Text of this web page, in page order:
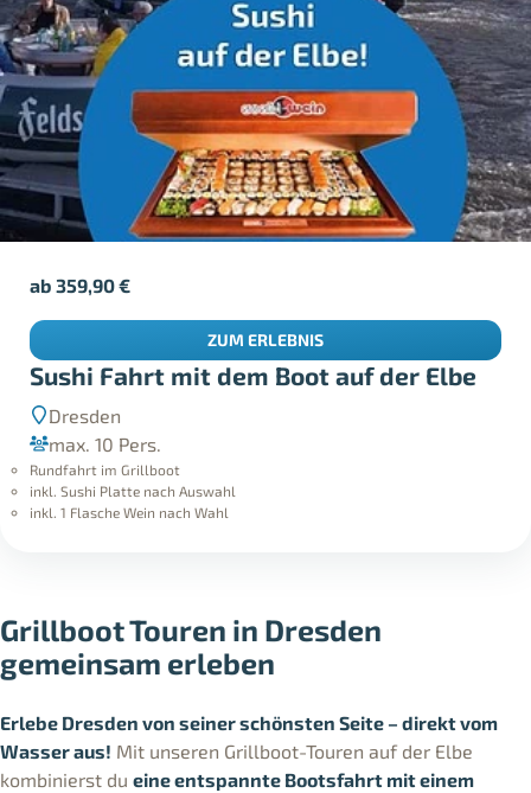
Sushi Fahrt mit dem Boot auf der Elbe
Dresden
max. 10 Pers.
Rundfahrt im Grillboot
inkl. Sushi Platte nach Auswahl
inkl. 1 Flasche Wein nach Wahl
ab359,90€
ZUM ERLEBNIS
Grillboot Touren in Dresden
gemeinsam erleben
Erlebe Dresden von seiner schönsten Seite – direkt vom
Wasser aus! Mit unseren Grillboot-Touren auf der Elbe
kombinierst du eine entspannte Bootsfahrt mit einem